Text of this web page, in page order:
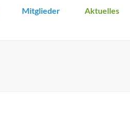
Mitglieder Aktuelles